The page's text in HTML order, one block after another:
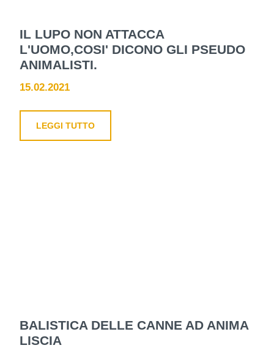
IL LUPO NON ATTACCA
L'UOMO,COSI' DICONO GLI PSEUDO
ANIMALISTI.
15.02.2021
LEGGI TUTTO
BALISTICA DELLE CANNE AD ANIMA
LISCIA